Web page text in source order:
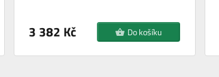
3 382 Kč Do košíku